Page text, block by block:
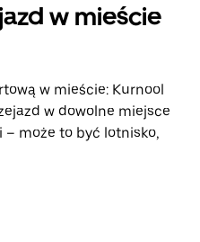
w mieście
w mieście: Kurnool
w dowolne miejsce
może to być lotnisko,